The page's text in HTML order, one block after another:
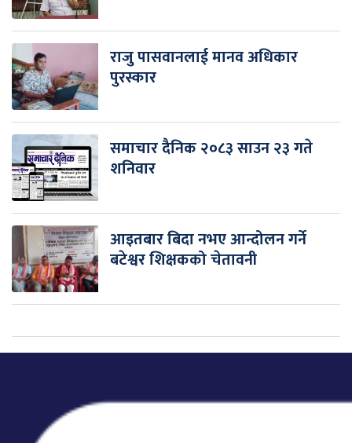
राजु पासवानलाई मानव अधिकार
पुरस्कार
समाचार दैनिक २०८३ साउन २३ गते
शनिवार
आइतबार बिदा नभए आन्दोलन गर्ने
बटेश्वर शिक्षकको चेतावनी